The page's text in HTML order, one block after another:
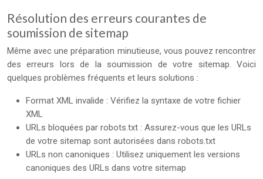
Résolution des erreurs courantes de
soumission de sitemap
Même avec une préparation minutieuse, vous pouvez rencontrer
des erreurs lors de la soumission de votre sitemap. Voici
quelques problèmes fréquents et leurs solutions :
Format XML invalide : Vérifiez la syntaxe de votre fichier
XML
URLs bloquées par robots.txt : Assurez-vous que les URLs
de votre sitemap sont autorisées dans robots.txt
URLs non canoniques : Utilisez uniquement les versions
canoniques des URLs dans votre sitemap